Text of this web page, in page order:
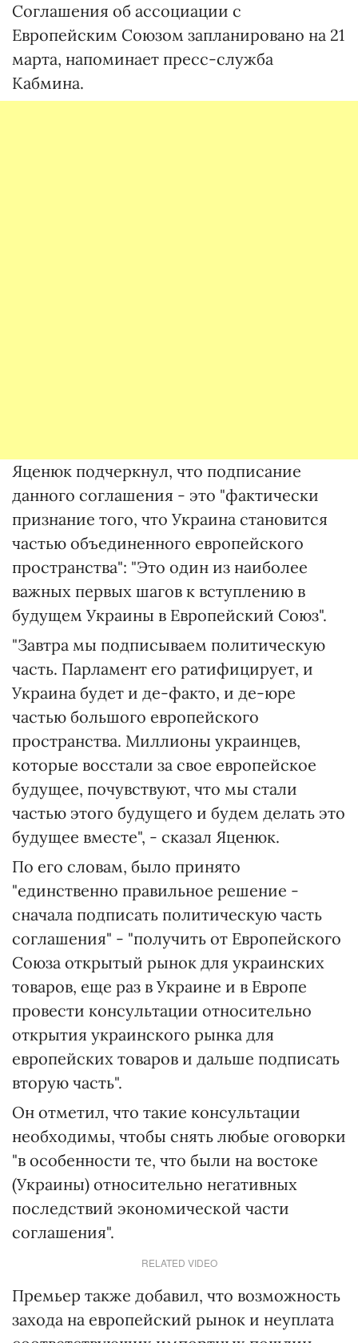
Соглашения об ассоциации с
Европейским Союзом запланировано на 21
марта, напоминает пресс-служба
Кабмина.
Яценюк подчеркнул, что подписание
данного соглашения - это "фактически
признание того, что Украина становится
частью объединенного европейского
пространства": "Это один из наиболее
важных первых шагов к вступлению в
будущем Украины в Европейский Союз".
"Завтра мы подписываем политическую
часть. Парламент его ратифицирует, и
Украина будет и де-факто, и де-юре
частью большого европейского
пространства. Миллионы украинцев,
которые восстали за свое европейское
будущее, почувствуют, что мы стали
частью этого будущего и будем делать это
будущее вместе", - сказал Яценюк.
По его словам, было принято
"единственно правильное решение -
сначала подписать политическую часть
соглашения" - "получить от Европейского
Союза открытый рынок для украинских
товаров, еще раз в Украине и в Европе
провести консультации относительно
открытия украинского рынка для
европейских товаров и дальше подписать
вторую часть".
Он отметил, что такие консультации
необходимы, чтобы снять любые оговорки
"в особенности те, что были на востоке
(Украины) относительно негативных
последствий экономической части
соглашения".
RELATED VIDEO
Премьер также добавил, что возможность
захода на европейский рынок и неуплата